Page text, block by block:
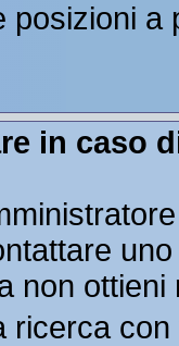
posizioni
in caso
non
ricerca